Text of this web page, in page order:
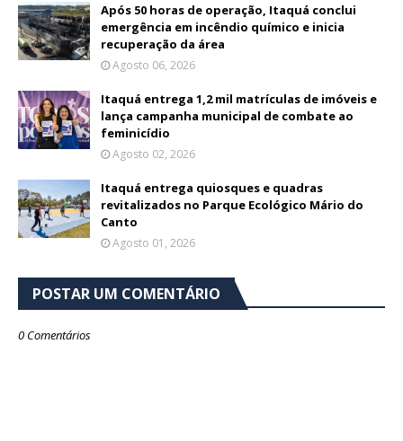
Após 50 horas de operação, Itaquá conclui
emergência em incêndio químico e inicia
recuperação da área
Agosto 06, 2026
Itaquá entrega 1,2 mil matrículas de imóveis e
lança campanha municipal de combate ao
feminicídio
Agosto 02, 2026
Itaquá entrega quiosques e quadras
revitalizados no Parque Ecológico Mário do
Canto
Agosto 01, 2026
POSTAR UM COMENTÁRIO
0 Comentários